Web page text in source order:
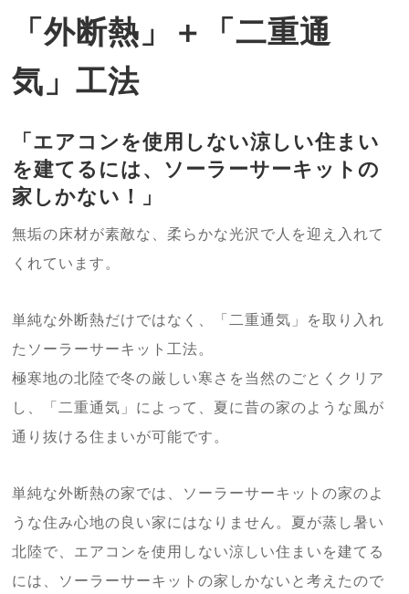
「外断熱」＋「二重通
気」工法
「エアコンを使用しない涼しい住まい
を建てるには、ソーラーサーキットの
家しかない！」
無垢の床材が素敵な、柔らかな光沢で人を迎え入れて
くれています。
単純な外断熱だけではなく、「二重通気」を取り入れ
たソーラーサーキット工法。
極寒地の北陸で冬の厳しい寒さを当然のごとくクリア
し、「二重通気」によって、夏に昔の家のような風が
通り抜ける住まいが可能です。
単純な外断熱の家では、ソーラーサーキットの家のよ
うな住み心地の良い家にはなりません。夏が蒸し暑い
北陸で、エアコンを使用しない涼しい住まいを建てる
には、ソーラーサーキットの家しかないと考えたので